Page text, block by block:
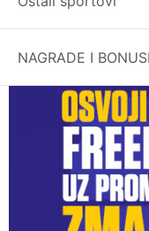
NAGRADE I BONUSI
što..